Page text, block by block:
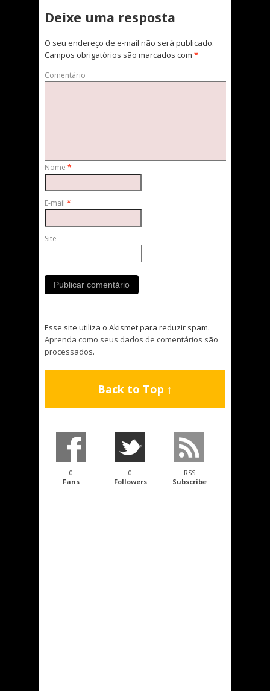
Deixe uma resposta
O seu endereço de e-mail não será publicado.
Campos obrigatórios são marcados com *
Comentário
Nome *
E-mail *
Site
Esse site utiliza o Akismet para reduzir spam.
Aprenda como seus dados de comentários são
processados.
Back to Top ↑
0
Fans
0
Followers
RSS
Subscribe